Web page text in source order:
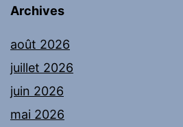
Archives
août 2026
juillet 2026
juin 2026
mai 2026